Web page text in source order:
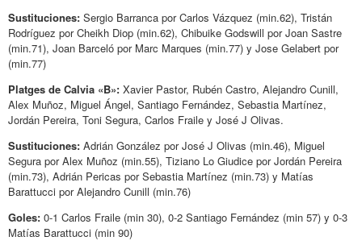
Sustituciones: Sergio Barranca por Carlos Vázquez (min.62), Tristán
Rodríguez por Cheikh Diop (min.62), Chibuike Godswill por Joan Sastre
(min.71), Joan Barceló por Marc Marques (min.77) y Jose Gelabert por
(min.77)
Platges de Calvia «B»: Xavier Pastor, Rubén Castro, Alejandro Cunill,
Alex Muñoz, Miguel Ángel, Santiago Fernández, Sebastia Martínez,
Jordán Pereira, Toni Segura, Carlos Fraile y José J Olivas.
Sustituciones: Adrián González por José J Olivas (min.46), Miguel
Segura por Alex Muñoz (min.55), Tiziano Lo Giudice por Jordán Pereira
(min.73), Adrián Pericas por Sebastia Martínez (min.73) y Matías
Barattucci por Alejandro Cunill (min.76)
Goles: 0-1 Carlos Fraile (min 30), 0-2 Santiago Fernández (min 57) y 0-3
Matías Barattucci (min 90)